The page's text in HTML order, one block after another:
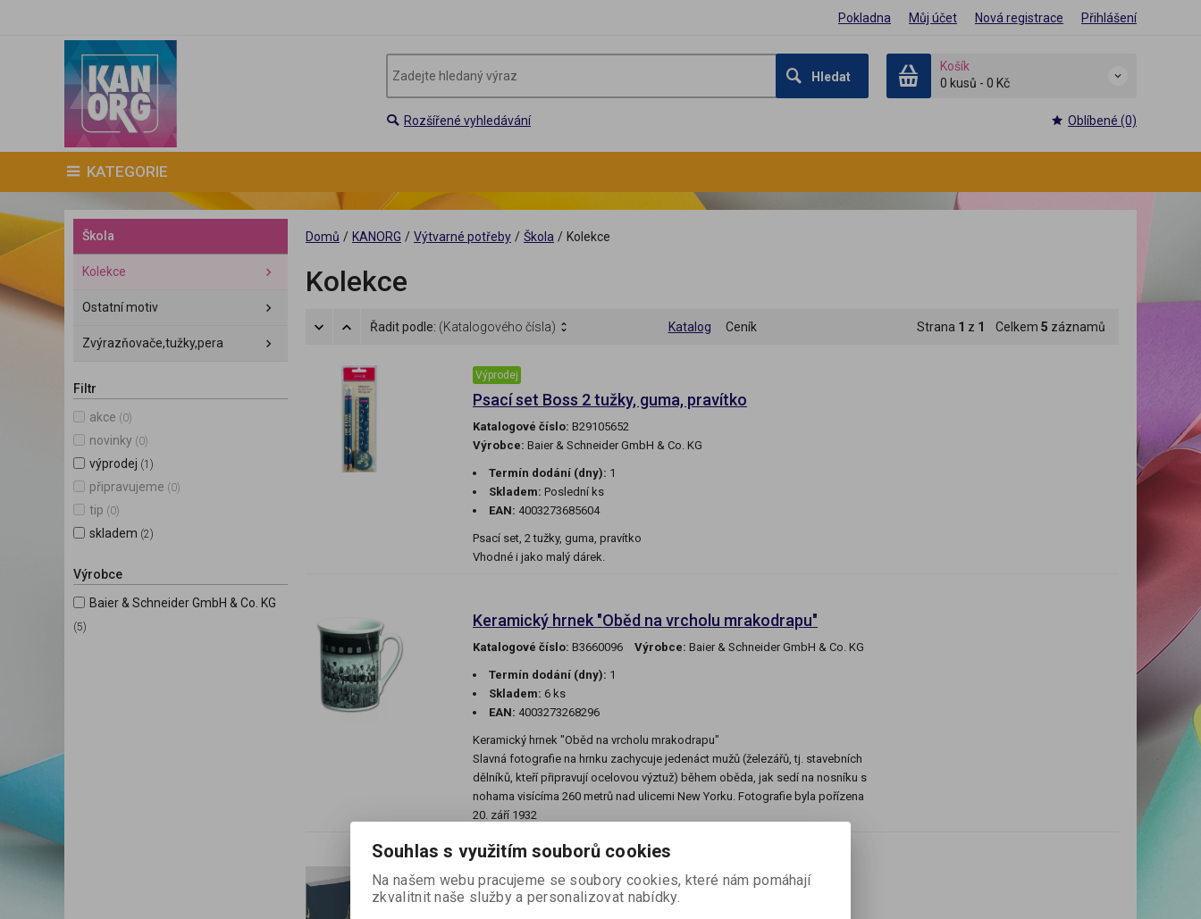
Pokladna Můj účet Nová registrace Přihlášení
Hledat
Košík
0 kusů - 0 Kč
Rozšířené vyhledávání Oblíbené (0)
KATEGORIE
Škola
Kolekce
Ostatní motiv
Zvýrazňovače,tužky,pera
Filtr
akce (0)
novinky (0)
výprodej (1)
připravujeme (0)
tip (0)
skladem (2)
Výrobce
Baier & Schneider GmbH & Co. KG
(5)
Domů / KANORG / Výtvarné potřeby / Škola / Kolekce
Kolekce
Řadit podle: (Katalogového čísla) Katalog Ceník Strana 1 z 1 Celkem 5 záznamů
Výprodej
Psací set Boss 2 tužky, guma, pravítko
Katalogové číslo: B29105652
Výrobce: Baier & Schneider GmbH & Co. KG
Termín dodání (dny): 1
Skladem: Poslední ks
EAN: 4003273685604
Psací set, 2 tužky, guma, pravítko
Vhodné i jako malý dárek.
Keramický hrnek "Oběd na vrcholu mrakodrapu"
Katalogové číslo: B3660096 Výrobce: Baier & Schneider GmbH & Co. KG
Termín dodání (dny): 1
Skladem: 6 ks
EAN: 4003273268296
Keramický hrnek "Oběd na vrcholu mrakodrapu"
Slavná fotografie na hrnku zachycuje jedenáct mužů (železářů, tj. stavebních
dělníků, kteří připravují ocelovou výztuž) během oběda, jak sedí na nosníku s
nohama visícíma 260 metrů nad ulicemi New Yorku. Fotografie byla pořízena
20. září 1932
Není na skladě
Kroužkové desky plast A4 Boss 16 mm
Souhlas s využitím souborů cookies
Na našem webu pracujeme se soubory cookies, které nám pomáhají
zkvalitnit naše služby a personalizovat nabídky.